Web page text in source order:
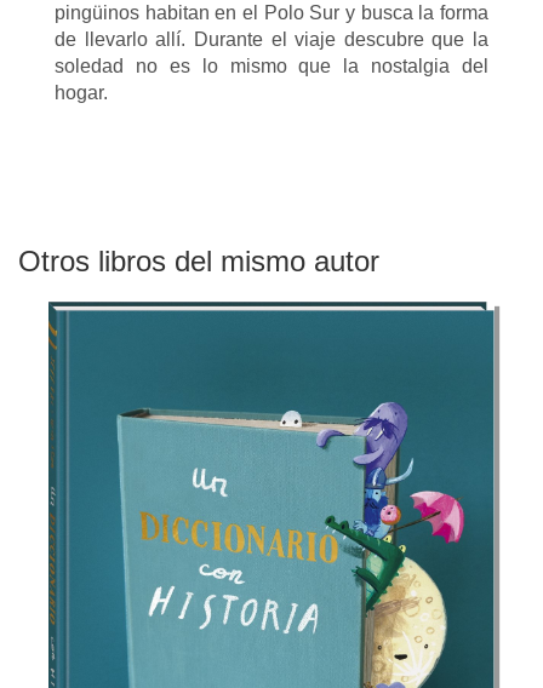
pingüinos habitan en el Polo Sur y busca la forma
de llevarlo allí. Durante el viaje descubre que la
soledad no es lo mismo que la nostalgia del
hogar.
Otros libros del mismo autor